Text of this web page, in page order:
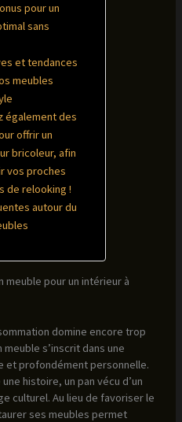
pour un
sans
et tendances
meubles
également des
offrir un
bricoleur, afin
vos proches
de relooking !
autour du
meuble pour un intérieur à
domine encore trop
s’inscrit dans une
et profondément personnelle.
histoire, un pan vécu d’un
culturel. Au lieu de favoriser le
ses meubles permet